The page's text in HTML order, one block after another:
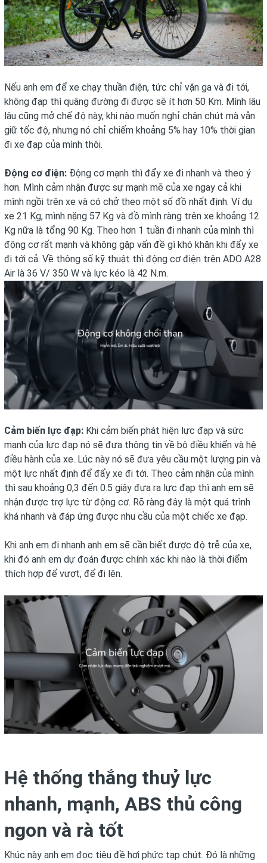
Nếu anh em để xe chạy thuần điện, tức chỉ vặn ga và đi tới,
không đạp thì quãng đường đi được sẽ ít hơn 50 Km. Mình lâu
lâu cũng mở chế độ này, khi nào muốn nghỉ chân chút mà vẫn
giữ tốc độ, nhưng nó chỉ chiếm khoảng 5% hay 10% thời gian
đi xe đạp của mình thôi.
Động cơ điện: Động cơ mạnh thì đẩy xe đi nhanh và theo ý
hơn. Mình cảm nhận được sự mạnh mẽ của xe ngay cả khi
mình ngồi trên xe và có chở theo một số đồ nhất định. Ví dụ
xe 21 Kg, mình nặng 57 Kg và đồ mình ràng trên xe khoảng 12
Kg nữa là tổng 90 Kg. Theo hơn 1 tuần đi nhanh của mình thì
động cơ rất mạnh và không gặp vấn đề gì khó khăn khi đẩy xe
đi tới cả. Về thông số kỹ thuật thì động cơ điện trên ADO A28
Air là 36 V/ 350 W và lực kéo là 42 N.m.
Cảm biến lực đạp: Khi cảm biến phát hiện lực đạp và sức
mạnh của lực đạp nó sẽ đưa thông tin về bộ điều khiển và hệ
điều hành của xe. Lúc này nó sẽ đưa yêu cầu một lượng pin và
một lực nhất định để đẩy xe đi tới. Theo cảm nhận của mình
thì sau khoảng 0,3 đến 0.5 giây đưa ra lực đạp thì anh em sẽ
nhận được trợ lực từ động cơ. Rõ ràng đây là một quá trình
khá nhanh và đáp ứng được nhu cầu của một chiếc xe đạp.
Khi anh em đi nhanh anh em sẽ cần biết được độ trễ của xe,
khi đó anh em dự đoán được chính xác khi nào là thời điểm
thích hợp để vượt, để đi lên.
Hệ thống thắng thuỷ lực
nhanh, mạnh, ABS thủ công
ngon và rà tốt
Khúc này anh em đọc tiêu đề hơi phức tạp chút. Đó là những